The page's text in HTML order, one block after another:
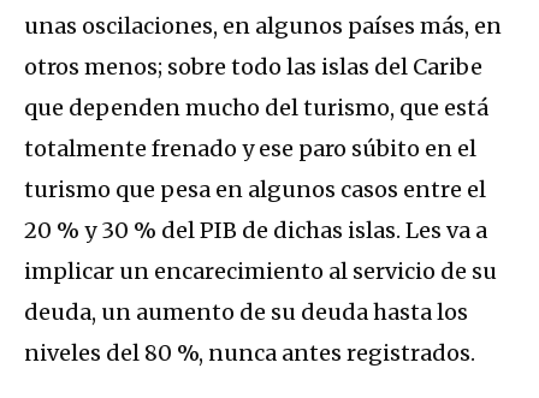
unas oscilaciones, en algunos países más, en
otros menos; sobre todo las islas del Caribe
que dependen mucho del turismo, que está
totalmente frenado y ese paro súbito en el
turismo que pesa en algunos casos entre el
20 % y 30 % del PIB de dichas islas. Les va a
implicar un encarecimiento al servicio de su
deuda, un aumento de su deuda hasta los
niveles del 80 %, nunca antes registrados.